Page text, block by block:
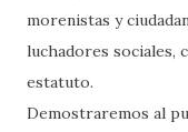
morenistas y
luchadores sociales,
estatuto.
Demostraremos al